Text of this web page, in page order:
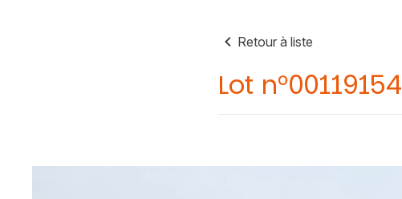
Retour à liste
Lot n°00119154